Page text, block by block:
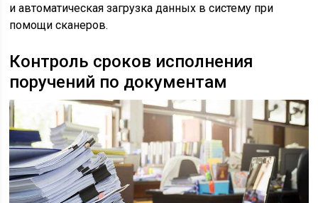
и автоматическая загрузка данных в систему при
помощи сканеров.
Контроль сроков исполнения
поручений по документам